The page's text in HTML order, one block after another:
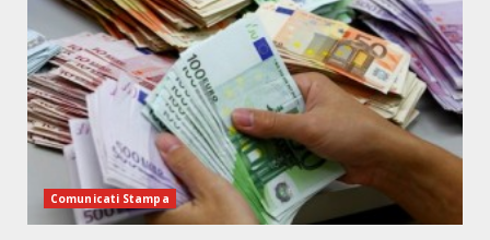
Comunicati Stampa